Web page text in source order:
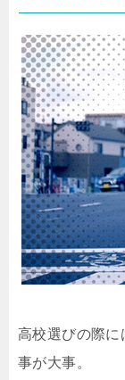
高校選びの際に
事が大事。